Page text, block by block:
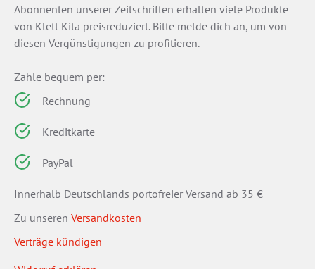
Abonnenten unserer Zeitschriften erhalten viele Produkte
von Klett Kita preisreduziert. Bitte melde dich an, um von
diesen Vergünstigungen zu profitieren.
Zahle bequem per:
Rechnung
Kreditkarte
PayPal
Innerhalb Deutschlands portofreier Versand ab 35 €
Zu unseren Versandkosten
Verträge kündigen